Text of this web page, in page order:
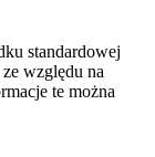
standardowej
względu na
te można